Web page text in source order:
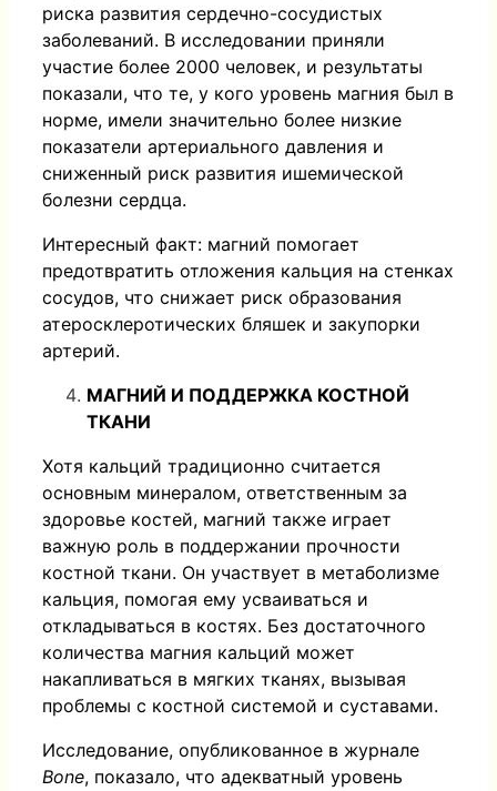
риска развития сердечно-сосудистых
заболеваний. В исследовании приняли
участие более 2000 человек, и результаты
показали, что те, у кого уровень магния был в
норме, имели значительно более низкие
показатели артериального давления и
сниженный риск развития ишемической
болезни сердца.
Интересный факт: магний помогает
предотвратить отложения кальция на стенках
сосудов, что снижает риск образования
атеросклеротических бляшек и закупорки
артерий.
МАГНИЙ И ПОДДЕРЖКА КОСТНОЙ
ТКАНИ
Хотя кальций традиционно считается
основным минералом, ответственным за
здоровье костей, магний также играет
важную роль в поддержании прочности
костной ткани. Он участвует в метаболизме
кальция, помогая ему усваиваться и
откладываться в костях. Без достаточного
количества магния кальций может
накапливаться в мягких тканях, вызывая
проблемы с костной системой и суставами.
Исследование, опубликованное в журнале
Bone, показало, что адекватный уровень